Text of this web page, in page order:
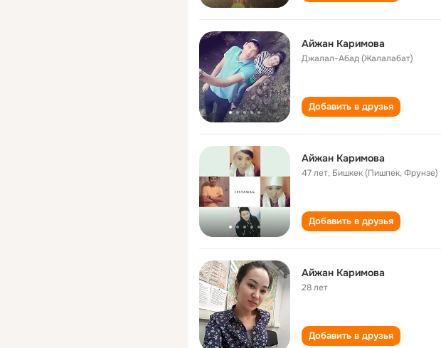
Айжан Каримова
Джалал-Абад (Жалалабат)
Добавить в друзья
Айжан Каримова
47 лет, Бишкек (Пишпек, Фрунзе)
Добавить в друзья
Айжан Каримова
28 лет
Добавить в друзья